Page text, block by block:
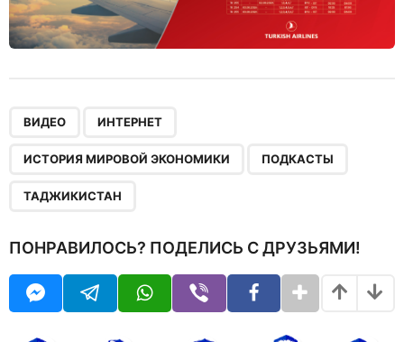
ВИДЕО ИНТЕРНЕТ
ИСТОРИЯ МИРОВОЙ ЭКОНОМИКИ ПОДКАСТЫ
ТАДЖИКИСТАН
ПОНРАВИЛОСЬ? ПОДЕЛИСЬ С ДРУЗЬЯМИ!